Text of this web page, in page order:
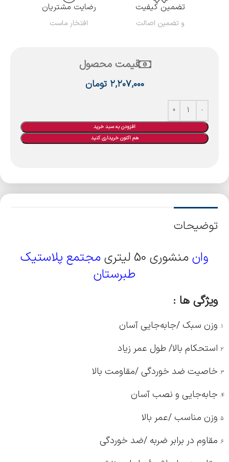
تضمین کیفیت
و تضمین اصالت
رضایت مشتریان
افتخار ماست
قیمت محصول
۲,۲۰۷,۰۰۰ تومان
افزودن به سبد خرید
هم اکنون خریداری کنید
توضیحات
وان منشوری 50 لیتری
مجتمع پلاستیک
طبرستان
ویژگی ها :
وزن سبک /جابه‌جایی آسان
استحکام بالا/ طول عمر زیاد
خاصیت ضد خوردگی /مقاومت بالا
جابه‌جایی و نصب آسان
وزن مناسب /عمر بالا
مقاوم در برابر ضربه /ضد خوردگی